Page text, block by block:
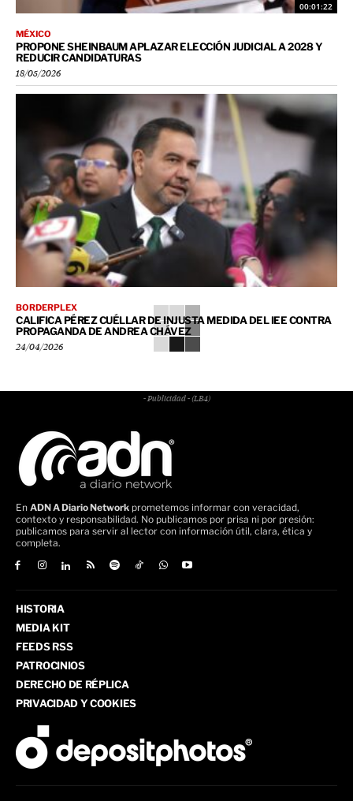
00:01:22
MÉXICO
PROPONE SHEINBAUM APLAZAR ELECCIÓN JUDICIAL A 2028 Y
REDUCIR CANDIDATURAS
18/05/2026
BORDERPLEX
CALIFICA PÉREZ CUÉLLAR DE INJUSTA MEDIDA DEL IEE CONTRA
PROPAGANDA DE ANDREA CHÁVEZ
24/04/2026
- Publicidad - (LB4)
En ADN A Diario Network prometemos informar con veracidad,
contexto y responsabilidad. No publicamos por prisa ni por presión:
publicamos para servir al lector con información útil, clara, ética y
completa.
HISTORIA
MEDIA KIT
FEEDS RSS
PATROCINIOS
DERECHO DE RÉPLICA
PRIVACIDAD Y COOKIES